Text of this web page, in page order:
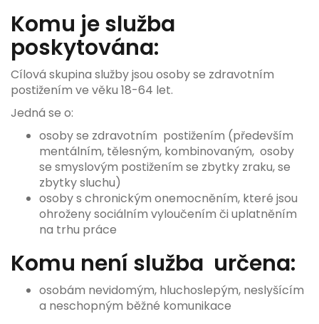
Komu je služba
poskytována:
Cílová skupina služby jsou osoby se zdravotním
postižením ve věku 18-64 let.
Jedná se o:
osoby se zdravotním postižením (především
mentálním, tělesným, kombinovaným, osoby
se smyslovým postižením se zbytky zraku, se
zbytky sluchu)
osoby s chronickým onemocněním, které jsou
ohroženy sociálním vyloučením či uplatněním
na trhu práce
Komu není služba určena:
osobám nevidomým, hluchoslepým, neslyšícím
a neschopným běžné komunikace